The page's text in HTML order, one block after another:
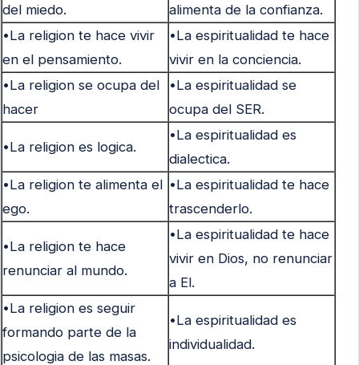
del miedo.
alimenta de la confianza.
•La religion te hace vivir
en el pensamiento.
•La espiritualidad te hace
vivir en la conciencia.
•La religion se ocupa del
hacer
•La espiritualidad se
ocupa del SER.
•La religion es logica.
•La espiritualidad es
dialectica.
•La religion te alimenta el
ego.
•La espiritualidad te hace
trascenderlo.
•La religion te hace
renunciar al mundo.
•La espiritualidad te hace
vivir en Dios, no renunciar
a El.
•La religion es seguir
formando parte de la
psicologia de las masas.
•La espiritualidad es
individualidad.